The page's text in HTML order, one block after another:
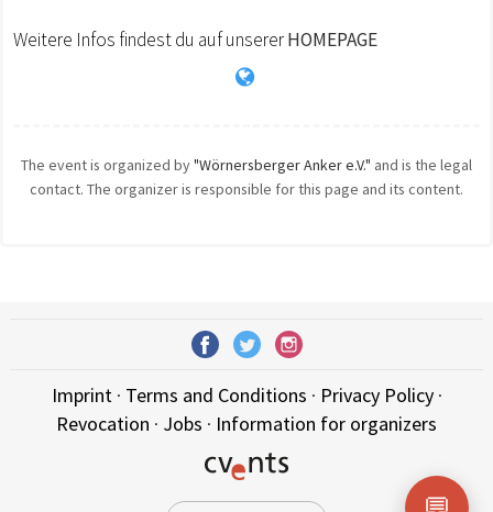
Weitere Infos findest du auf unsererHOMEPAGE
The event is organized by"Wörnersberger Anker e.V." and is the legal
contact. The organizer is responsible for this page and its content.
Imprint· Terms and Conditions · Privacy Policy·
Revocation · Jobs · Information for organizers